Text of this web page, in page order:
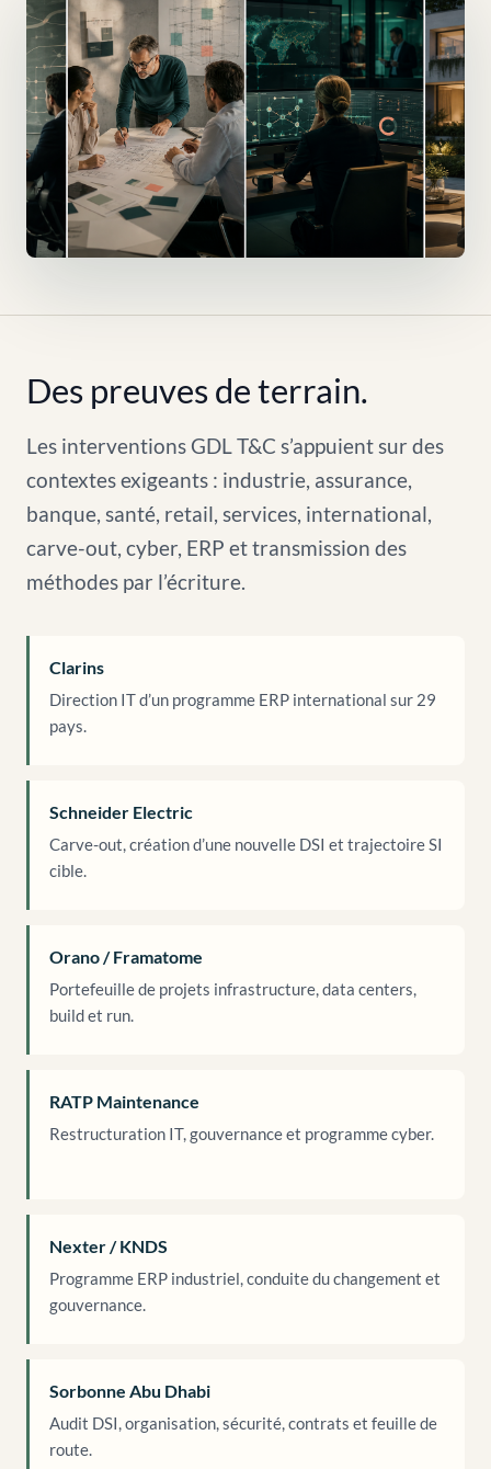
Des preuves de terrain.
Les interventions GDL T&C s’appuient sur des
contextes exigeants : industrie, assurance,
banque, santé, retail, services, international,
carve-out, cyber, ERP et transmission des
méthodes par l’écriture.
Clarins
Direction IT d’un programme ERP international sur 29
pays.
Schneider Electric
Carve-out, création d’une nouvelle DSI et trajectoire SI
cible.
Orano / Framatome
Portefeuille de projets infrastructure, data centers,
build et run.
RATP Maintenance
Restructuration IT, gouvernance et programme cyber.
Nexter / KNDS
Programme ERP industriel, conduite du changement et
gouvernance.
Sorbonne Abu Dhabi
Audit DSI, organisation, sécurité, contrats et feuille de
route.